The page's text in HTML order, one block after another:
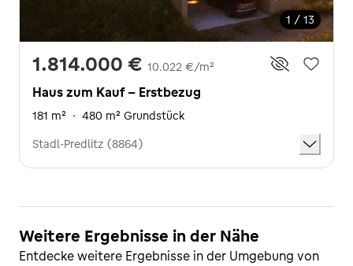
1 / 13
1.814.000 € 10.022 €/m²
Haus zum Kauf - Erstbezug
181 m² · 480 m² Grundstück
Stadl-Predlitz (8864)
Weitere Ergebnisse in der Nähe
Entdecke weitere Ergebnisse in der Umgebung von